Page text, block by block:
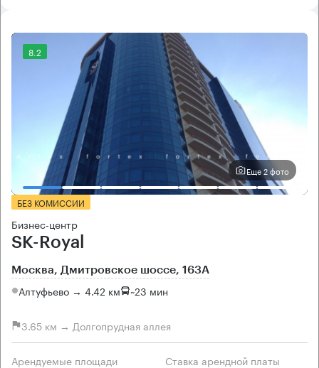
8.2
Еще 2 фото
БЕЗ КОМИССИИ
Бизнес-центр
SK-Royal
Москва, Дмитровское шоссе, 163А
Алтуфьево → 4.42 км ~23 мин
3.65 км → Долгопрудная аллея
Арендуемые площади Ставка арендной платы